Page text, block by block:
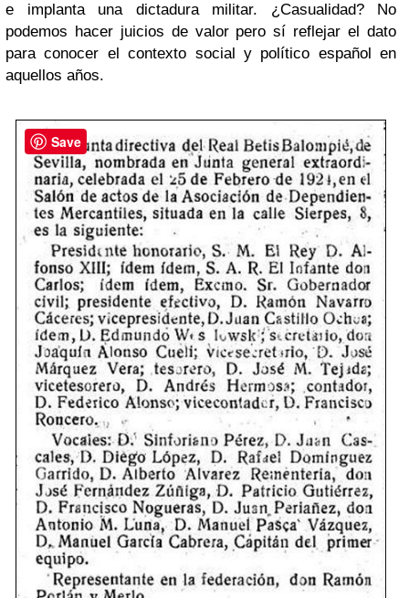
e implanta una dictadura militar. ¿Casualidad? No
podemos hacer juicios de valor pero sí reflejar el dato
para conocer el contexto social y político español en
aquellos años.
Save